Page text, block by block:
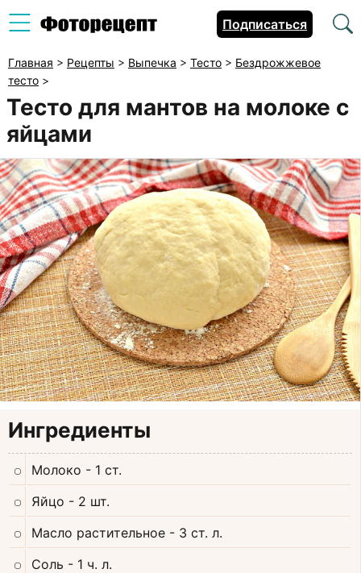
Подписаться
Главная > Рецепты > Выпечка > Тесто > Бездрожжевое
тесто >
Тесто для мантов на молоке с
яйцами
Ингредиенты
Молоко - 1 ст.
Яйцо - 2 шт.
Масло растительное - 3 ст. л.
Соль - 1 ч. л.